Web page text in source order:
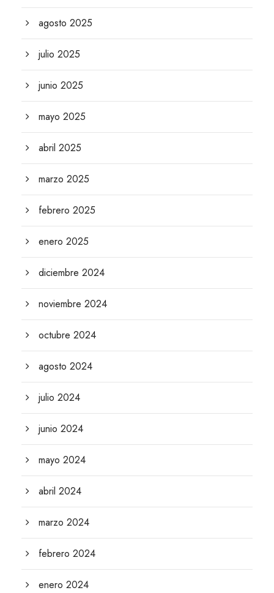
agosto 2025
julio 2025
junio 2025
mayo 2025
abril 2025
marzo 2025
febrero 2025
enero 2025
diciembre 2024
noviembre 2024
octubre 2024
agosto 2024
julio 2024
junio 2024
mayo 2024
abril 2024
marzo 2024
febrero 2024
enero 2024